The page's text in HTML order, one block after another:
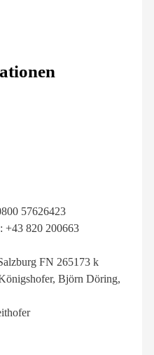
57626423
+43 820 200663
FN 265173 k
Björn Döring,